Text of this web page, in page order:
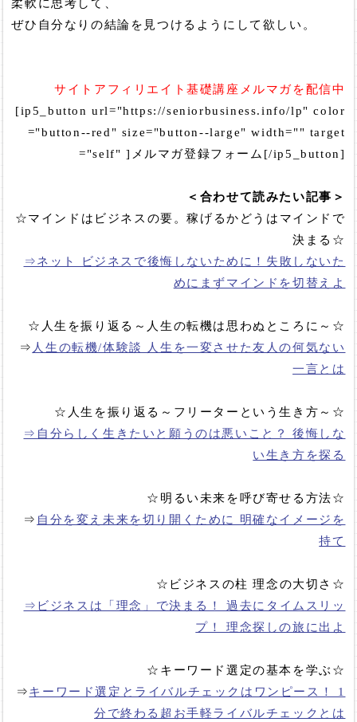
柔軟に思考して、
ぜひ自分なりの結論を見つけるようにして欲しい。
サイトアフィリエイト基礎講座メルマガを配信中
[ip5_button url="https://seniorbusiness.info/lp" color
="button--red" size="button--large" width="" target
="self" ]メルマガ登録フォーム[/ip5_button]
＜合わせて読みたい記事＞
☆マインドはビジネスの要。稼げるかどうはマインドで
決まる☆
⇒ネット ビジネスで後悔しないために！失敗しないた
めにまずマインドを切替えよ
☆人生を振り返る～人生の転機は思わぬところに～☆
⇒ 人生の転機/体験談 人生を一変させた友人の何気ない
一言とは
☆人生を振り返る～フリーターという生き方～☆
⇒自分らしく生きたいと願うのは悪いこと？ 後悔しな
い生き方を探る
☆明るい未来を呼び寄せる方法☆
⇒ 自分を変え未来を切り開くために 明確なイメージを
持て
☆ビジネスの柱 理念の大切さ☆
⇒ビジネスは「理念」で決まる！ 過去にタイムスリッ
プ！ 理念探しの旅に出よ
☆キーワード選定の基本を学ぶ☆
⇒キーワード選定とライバルチェックはワンピース！ 1
分で終わる超お手軽ライバルチェックとは